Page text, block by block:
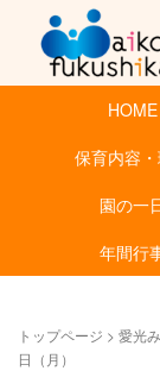
HOME
保育内容
園の一
年間行
トップページ > 愛光
日（月）